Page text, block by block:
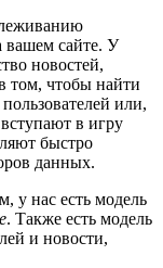
вашем сайте. У
новостей,
том, чтобы найти
или,
в игру
быстро
данных.
у нас есть модель
. Также есть модель
и новости,